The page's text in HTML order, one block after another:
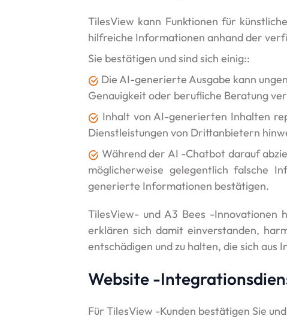
TilesView kann Funktionen für
hilfreiche Informationen anhand der
Sie bestätigen und sind sich einig::
Die AI-generierte Ausgabe kann
Genauigkeit oder berufliche Beratung
Inhalt von AI-generierten Inhalten
Dienstleistungen von Drittanbietern
Während der AI -Chatbot darauf
möglicherweise gelegentlich falsche
generierte Informationen bestätigen.
TilesView- und A3 Bees -Innovationen
erklären sich damit einverstanden,
entschädigen und zu halten, die sich
Website -
Für TilesView -Kunden bestätigen Sie